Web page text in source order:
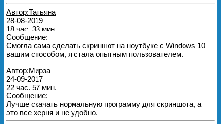
Автор:Татьяна
28-08-2019
18 час. 33 мин.
Сообщение:
Смогла сама сделать скриншот на ноутбуке с Windows 10
вашим способом, я стала опытным пользователем.
Автор:Мирза
24-09-2017
22 час. 57 мин.
Сообщение:
Лучше скачать нормальную программу для скриншота, а
это все херня и не удобно.